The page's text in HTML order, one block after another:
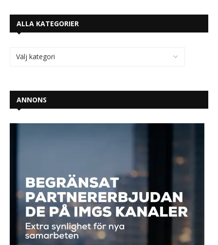
ALLA KATEGORIER
ANNONS